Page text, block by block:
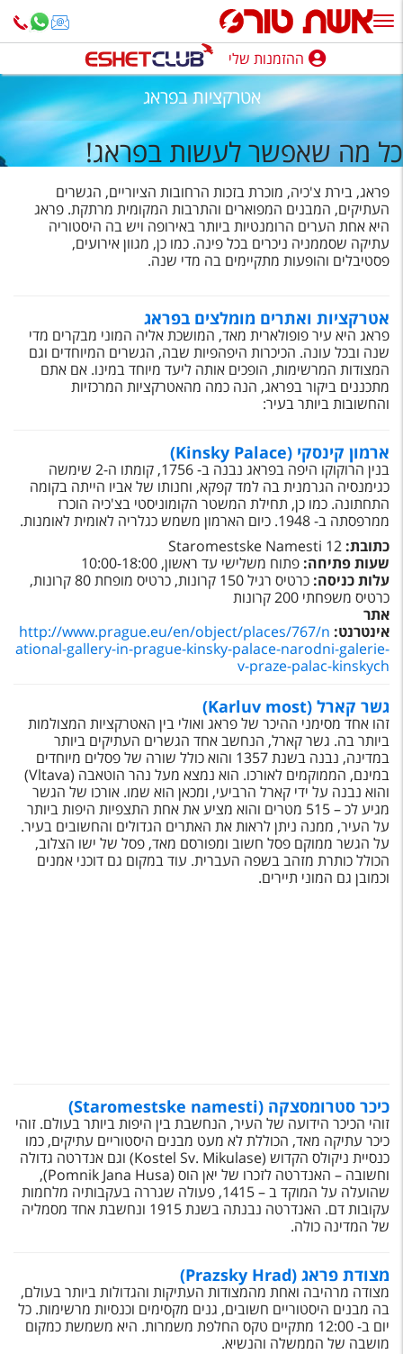
ההזמנות שלי
נופש בארץ
חופשה לפי סגנון
מלונות באילת
טיולים מאורגנים
סגנונות טיול
הרגע האחרון
חבילות בריאות וספא
טיסות לחו"ל
מלונות בחו"ל
Русский
קרוז
מגזין אשת
שירות לקוחות
טופס צור קשר
תקנון
נגישות
עקבו אחרינו
ההזמנות שלי
אטרקציות בפראג
כל מה שאפשר לעשות בפראג!
פראג, בירת צ'כיה, מוכרת בזכות הרחובות הציוריים, הגשרים
העתיקים, המבנים המפוארים והתרבות המקומית מרתקת. פראג
היא אחת הערים הרומנטיות ביותר באירופה ויש בה היסטוריה
עתיקה שסממניה ניכרים בכל פינה. כמו כן, מגוון אירועים,
פסטיבלים והופעות מתקיימים בה מדי שנה.
אטרקציות ואתרים מומלצים בפראג
פראג היא עיר פופולארית מאד, המושכת אליה המוני מבקרים מדי
שנה ובכל עונה. הכיכרות היפהפיות שבה, הגשרים המיוחדים וגם
המצודות המרשימות, הופכים אותה ליעד מיוחד במינו. אם אתם
מתכננים ביקור בפראג, הנה כמה מהאטרקציות המרכזיות
והחשובות ביותר בעיר:
ארמון קינסקי (Kinsky Palace)
בנין הרוקוקו היפה בפראג נבנה ב- 1756, קומתו ה-2 שימשה
כגימנסיה הגרמנית בה למד קפקא, וחנותו של אביו הייתה בקומה
התחתונה. כמו כן, תחילת המשטר הקומוניסטי בצ'כיה הוכרז
ממרפסתה ב- 1948. כיום הארמון משמש כגלריה לאומית לאומנות.
כתובת: Staromestske Namesti 12
שעות פתיחה: פתוח משלישי עד ראשון, 10:00-18:00
עלות כניסה:
כרטיס רגיל 150 קרונות, כרטיס מופחת 80 קרונות,
כרטיס משפחתי 200 קרונות
אתר
אינטרנט: http://www.prague.eu/en/object/places/767/n
ational-gallery-in-prague-kinsky-palace-narodni-galerie-
v-praze-palac-kinskych
גשר קארל (Karluv most)
זהו אחד מסימני ההיכר של פראג ואולי בין האטרקציות המצולמות
ביותר בה. גשר קארל, הנחשב אחד הגשרים העתיקים ביותר
במדינה, נבנה בשנת 1357 והוא כולל שורה של פסלים מיוחדים
במינם, הממוקמים לאורכו. הוא נמצא מעל נהר הוטאבה (Vltava)
והוא נבנה על ידי קארל הרביעי, ומכאן הוא שמו. אורכו של הגשר
מגיע לכ – 515 מטרים והוא מציע את אחת התצפיות היפות ביותר
על העיר, ממנה ניתן לראות את האתרים הגדולים והחשובים בעיר.
על הגשר ממוקם פסל חשוב ומפורסם מאד, פסל של ישו הצלוב,
הכולל כותרת מזהב בשפה העברית. עוד במקום גם דוכני אמנים
וכמובן גם המוני תיירים.
כיכר סטרומסצקה (Staromestske namesti)
זוהי הכיכר הידועה של העיר, הנחשבת בין היפות ביותר בעולם. זוהי
כיכר עתיקה מאד, הכוללת לא מעט מבנים היסטוריים עתיקים, כמו
כנסיית ניקולס הקדוש (Kostel Sv. Mikulase) וגם אנדרטה גדולה
וחשובה – האנדרטה לזכרו של יאן הוס (Pomnik Jana Husa),
שהועלה על המוקד ב – 1415, פעולה שגררה בעקבותיה מלחמות
עקובות דם. האנדרטה נבנתה בשנת 1915 ונחשבת אחד מסמליה
של המדינה כולה.
מצודת פראג (Prazsky Hrad)
מצודה מרהיבה ואחת מהמצודות העתיקות והגדולות ביותר בעולם,
בה מבנים היסטוריים חשובים, גנים מקסימים וכנסיות מרשימות. כל
יום ב- 12:00 מתקיים טקס החלפת משמרות. היא משמשת כמקום
מושבה של הממשלה והנשיא.